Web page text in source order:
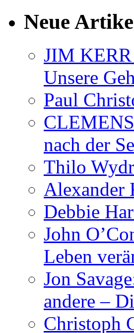
Neue
JIM
Unsere
Paul
nach der
Thilo
Alexander
Debbie
John
Leben
Jon
andere –
Christoph